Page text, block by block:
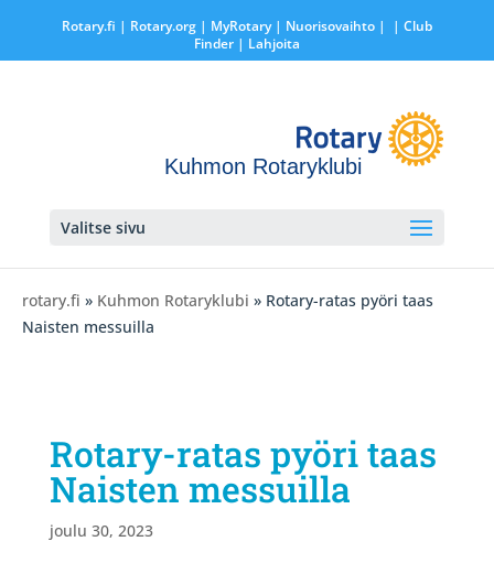
Rotary.fi | Rotary.org| MyRotary | Nuorisovaihto|
| Club
Finder| Lahjoita
Kuhmon Rotaryklubi
Valitse sivu
rotary.fi » Kuhmon Rotaryklubi » Rotary-ratas pyöri taas
Naisten messuilla
Rotary-ratas pyöri taas
Naisten messuilla
joulu 30, 2023